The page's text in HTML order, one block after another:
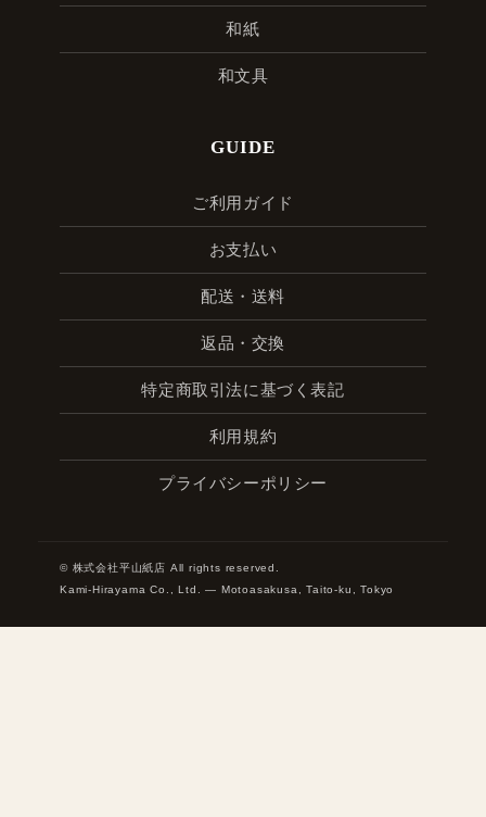
和紙
和文具
GUIDE
ご利用ガイド
お支払い
配送・送料
返品・交換
特定商取引法に基づく表記
利用規約
プライバシーポリシー
© 株式会社平山紙店 All rights reserved.
Kami-Hirayama Co., Ltd. — Motoasakusa, Taito-ku, Tokyo